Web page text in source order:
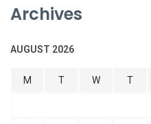
Archives
AUGUST 2026
M T W T